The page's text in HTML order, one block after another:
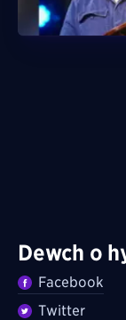
Dewch o
Facebook
Twitter